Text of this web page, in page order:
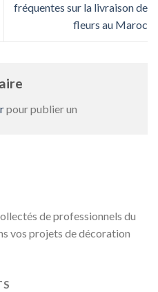
fréquentes sur la livraison de
fleurs au Maroc
pour publier un
de professionnels du
vos projets de décoration